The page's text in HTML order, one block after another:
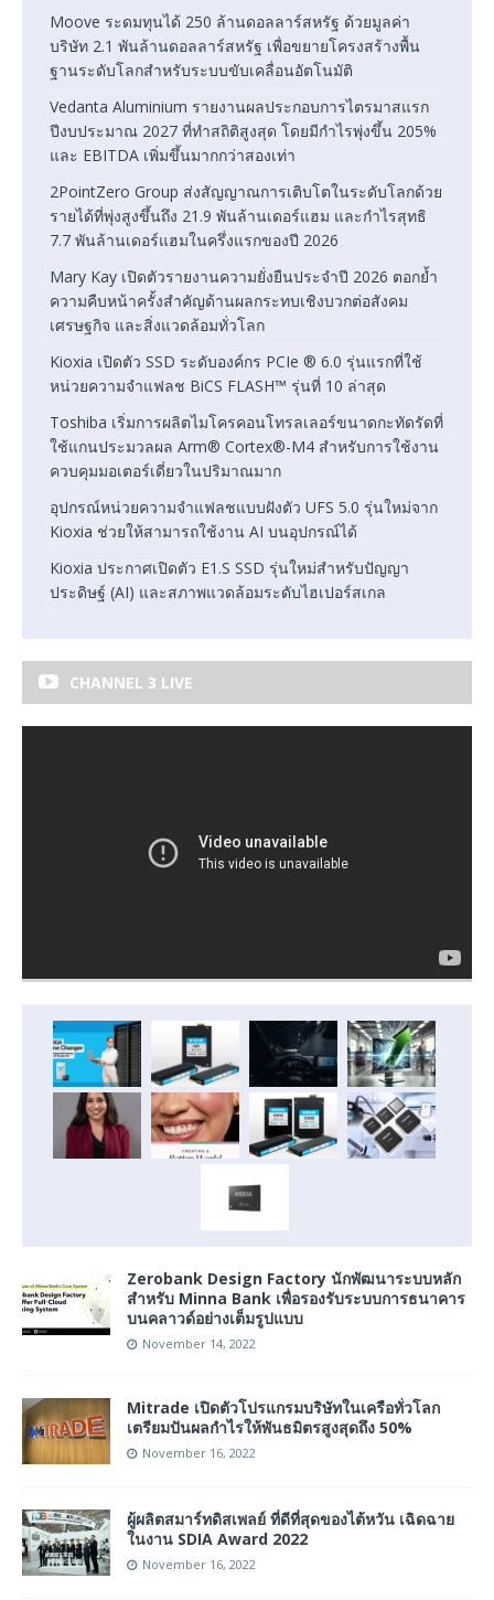
Moove ระดมทุนได้ 250 ล้านดอลลาร์สหรัฐ ด้วยมูลค่า
บริษัท 2.1 พันล้านดอลลาร์สหรัฐ เพื่อขยายโครงสร้างพื้น
ฐานระดับโลกสำหรับระบบขับเคลื่อนอัตโนมัติ
Vedanta Aluminium รายงานผลประกอบการไตรมาสแรก
ปีงบประมาณ 2027 ที่ทำสถิติสูงสุด โดยมีกำไรพุ่งขึ้น 205%
และ EBITDA เพิ่มขึ้นมากกว่าสองเท่า
2PointZero Group ส่งสัญญาณการเติบโตในระดับโลกด้วย
รายได้ที่พุ่งสูงขึ้นถึง 21.9 พันล้านเดอร์แฮม และกำไรสุทธิ
7.7 พันล้านเดอร์แฮมในครึ่งแรกของปี 2026
Mary Kay เปิดตัวรายงานความยั่งยืนประจำปี 2026 ตอกย้ำ
ความคืบหน้าครั้งสำคัญด้านผลกระทบเชิงบวกต่อสังคม
เศรษฐกิจ และสิ่งแวดล้อมทั่วโลก
Kioxia เปิดตัว SSD ระดับองค์กร PCIe ® 6.0 รุ่นแรกที่ใช้
หน่วยความจำแฟลช BiCS FLASH™ รุ่นที่ 10 ล่าสุด
Toshiba เริ่มการผลิตไมโครคอนโทรลเลอร์ขนาดกะทัดรัดที่
ใช้แกนประมวลผล Arm® Cortex®-M4 สำหรับการใช้งาน
ควบคุมมอเตอร์เดี่ยวในปริมาณมาก
อุปกรณ์หน่วยความจำแฟลชแบบฝังตัว UFS 5.0 รุ่นใหม่จาก
Kioxia ช่วยให้สามารถใช้งาน AI บนอุปกรณ์ได้
Kioxia ประกาศเปิดตัว E1.S SSD รุ่นใหม่สำหรับปัญญา
ประดิษฐ์ (AI) และสภาพแวดล้อมระดับไฮเปอร์สเกล
CHANNEL 3 LIVE
Zerobank Design Factory นักพัฒนาระบบหลัก
สำหรับ Minna Bank เพื่อรองรับระบบการธนาคาร
บนคลาวด์อย่างเต็มรูปแบบ
November 14, 2022
Mitrade เปิดตัวโปรแกรมบริษัทในเครือทั่วโลก
เตรียมปันผลกำไรให้พันธมิตรสูงสุดถึง 50%
November 16, 2022
ผู้ผลิตสมาร์ทดิสเพลย์ ที่ดีที่สุดของไต้หวัน เฉิดฉาย
ในงาน SDIA Award 2022
November 16, 2022